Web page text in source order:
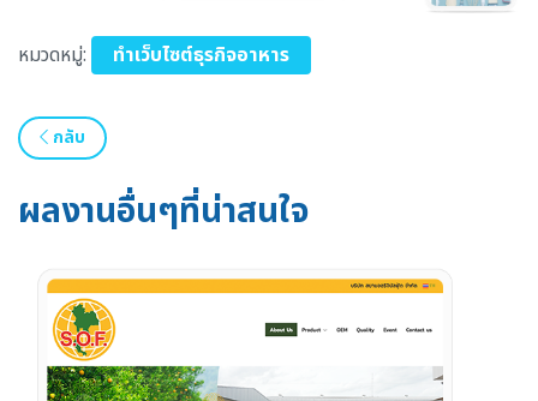
หมวดหมู่: ทำเว็บไซต์ธุรกิจอาหาร
กลับ
ผลงานอื่นๆที่น่าสนใจ